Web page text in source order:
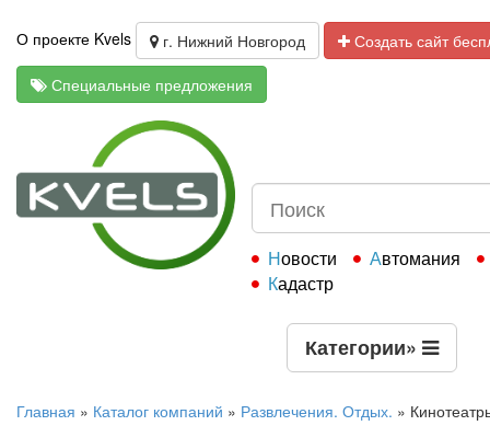
О проекте Kvels г. Нижний Новгород
Создать сайт
Специальные предложения
Новости
Автомания
Кадастр
Категории»
Главная » Каталог компаний » Развлечения. Отдых. »